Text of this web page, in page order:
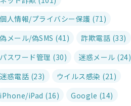
個人情報/プライバシー保護 (71)
偽メール/偽SMS (41)
詐欺電話 (33)
パスワード管理 (30)
迷惑メール (24)
迷惑電話 (23)
ウイルス感染 (21)
iPhone/iPad (16)
Google (14)